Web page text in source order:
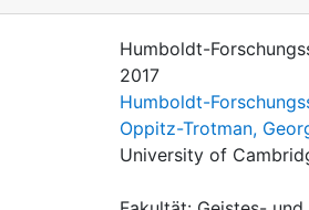
Humboldt-
2017
Humboldt-
Oppitz-Trotman,